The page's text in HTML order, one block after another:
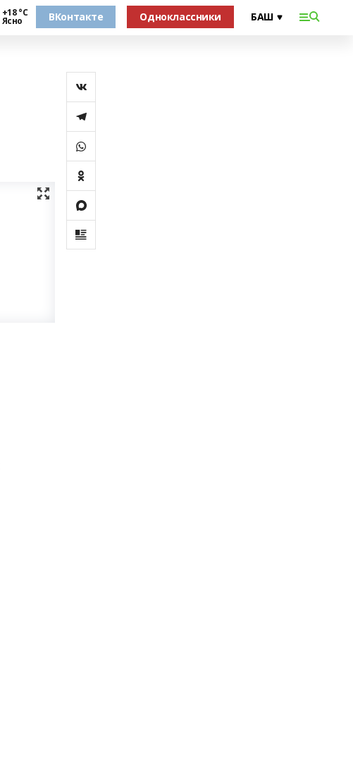
+18 °С
Ясно ВКонтакте Одноклассники